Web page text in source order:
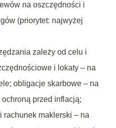
na oszczędności i
(priorytet: najwyżej
zależy od celu i
i lokaty – na
obligacje skarbowe – na
ochroną przed inflacją;
rachunek maklerski – na